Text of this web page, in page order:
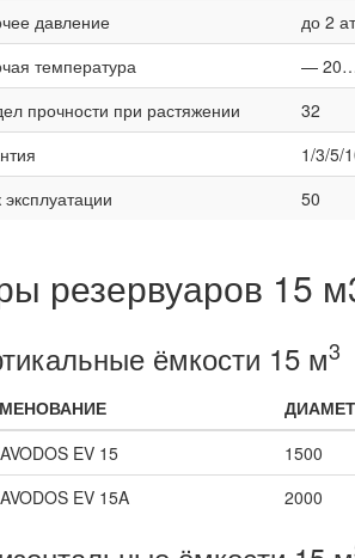
давление
до 2
температура
—
прочности при растяжении
32
1/3/5/
50
резервуаров 15
ёмкости 15 м3
EV 15
1500
EV 15A
2000